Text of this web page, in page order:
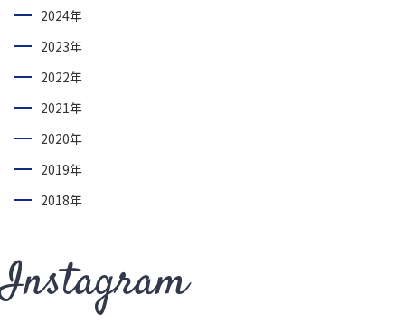
2024年
2023年
2022年
2021年
2020年
2019年
2018年
Instagram